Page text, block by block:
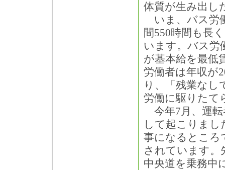
体質が生み出し
いま、バス労
間550時間も長
います。バス労
が基本給を最低
労働者は年収が
り、「残業なし
労働に駆りたて
今年7月、運転
して起こりまし
事になるところ
されています。
中央道を乗務中